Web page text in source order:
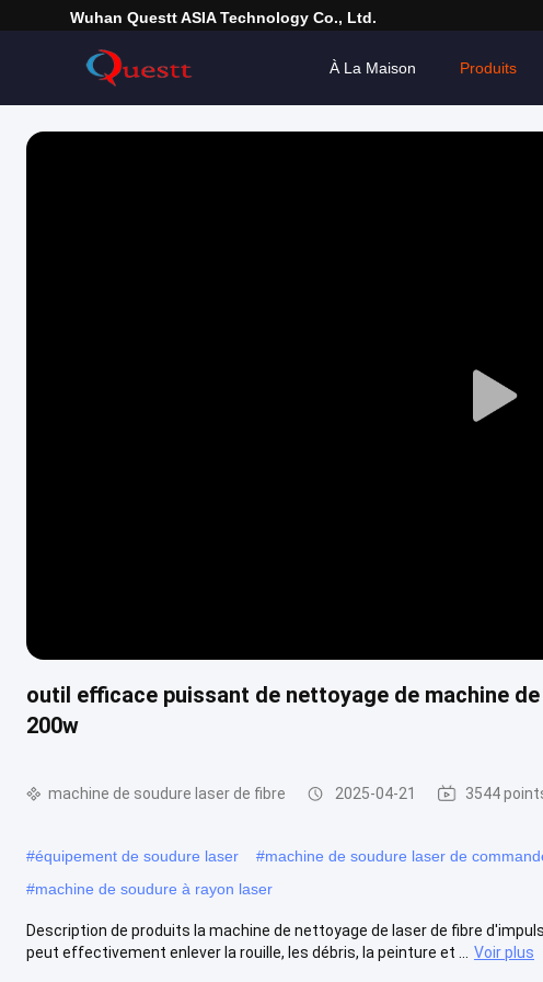
Wuhan Questt ASIA Technology Co., Ltd.
À La Maison Produits
Play
outil efficace puissant de nettoyage de machine
200w
machine de soudure laser de fibre 2025-04-21 3544
#équipement de soudure laser #machine de soudure laser de
#machine de soudure à rayon laser
Description de produits la machine de nettoyage de laser de fibre
peut effectivement enlever la rouille, les débris, la peinture et ...
Voir plus